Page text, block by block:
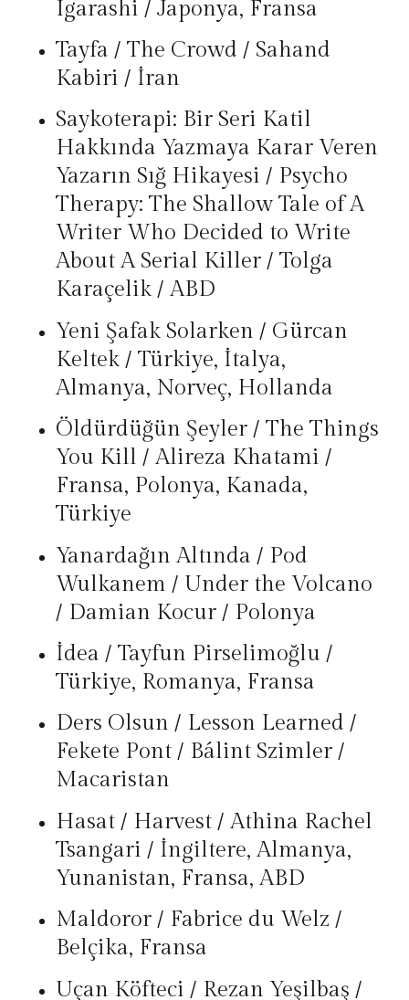
Igarashi / Japonya, Fransa
Tayfa / The Crowd / Sahand
Kabiri / İran
Saykoterapi: Bir Seri Katil
Hakkında Yazmaya Karar Veren
Yazarın Sığ Hikayesi / Psycho
Therapy: The Shallow Tale of A
Writer Who Decided to Write
About A Serial Killer / Tolga
Karaçelik / ABD
Yeni Şafak Solarken / Gürcan
Keltek / Türkiye, İtalya,
Almanya, Norveç, Hollanda
Öldürdüğün Şeyler / The Things
You Kill / Alireza Khatami /
Fransa, Polonya, Kanada,
Türkiye
Yanardağın Altında / Pod
Wulkanem / Under the Volcano
/ Damian Kocur / Polonya
İdea / Tayfun Pirselimoğlu /
Türkiye, Romanya, Fransa
Ders Olsun / Lesson Learned /
Fekete Pont / Bálint Szimler /
Macaristan
Hasat / Harvest / Athina Rachel
Tsangari / İngiltere, Almanya,
Yunanistan, Fransa, ABD
Maldoror / Fabrice du Welz /
Belçika, Fransa
Uçan Köfteci / Rezan Yeşilbaş /